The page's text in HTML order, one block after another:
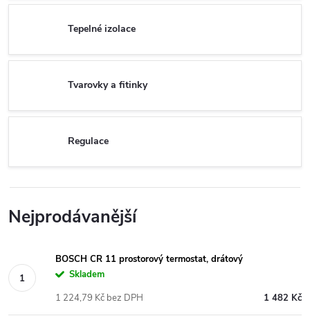
Tepelné izolace
Tvarovky a fitinky
Regulace
Nejprodávanější
BOSCH CR 11 prostorový termostat, drátový
Skladem
1 482 Kč
1 224,79 Kč bez DPH